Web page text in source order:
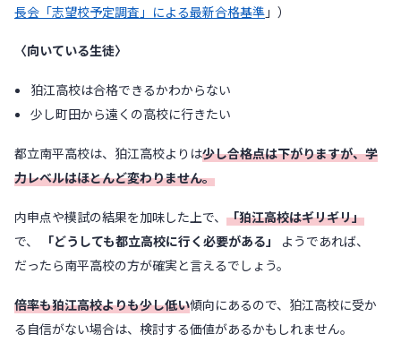
長会「志望校予定調査」による最新合格基準 」）
〈向いている生徒〉
狛江高校は合格できるかわからない
少し町田から遠くの高校に行きたい
都立南平高校は、狛江高校よりは少し合格点は下がりますが、学
力レベルはほとんど変わりません。
内申点や模試の結果を加味した上で、 「狛江高校はギリギリ」
で、
「どうしても都立高校に行く必要がある」
ようであれば、
だったら南平高校の方が確実と言えるでしょう。
倍率も狛江高校よりも少し低い傾向にあるので、狛江高校に受か
る自信がない場合は、検討する価値があるかもしれません。